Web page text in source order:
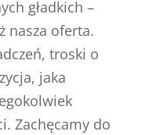
gładkich –
nasza oferta.
troski o
jaka
Zachęcamy do